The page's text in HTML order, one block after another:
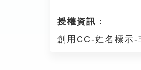
授權資訊：
創用CC-姓名標示-